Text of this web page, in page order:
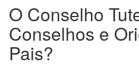
O Conselho
Conselhos e
Pais?